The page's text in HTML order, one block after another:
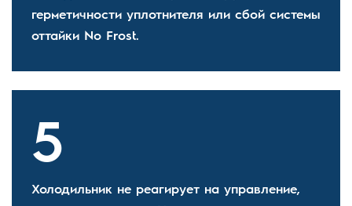
герметичности уплотнителя или сбой системы
оттайки No Frost.
Холодильник не реагирует на управление,